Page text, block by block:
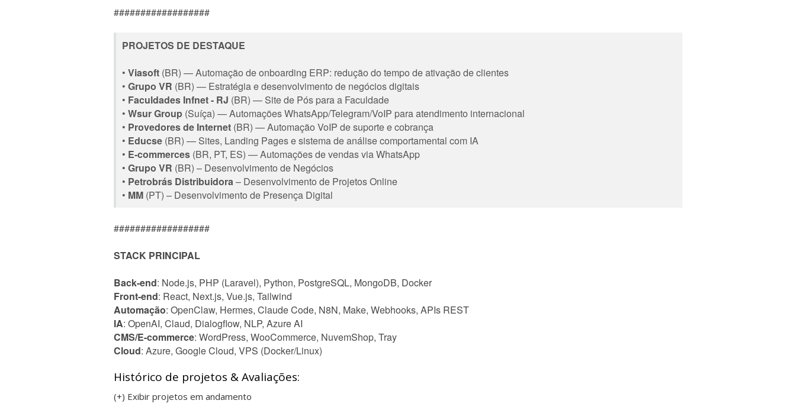
##################
PROJETOS DE DESTAQUE
• Viasoft (BR) — Automação de onboarding ERP: redução do tempo de ativação de clientes
• Grupo VR (BR) — Estratégia e desenvolvimento de negócios digitais
• Faculdades Infnet - RJ (BR) — Site de Pós para a Faculdade
• Wsur Group (Suíça) — Automações WhatsApp/Telegram/VoIP para atendimento internacional
• Provedores de Internet (BR) — Automação VoIP de suporte e cobrança
• Educse (BR) — Sites, Landing Pages e sistema de análise comportamental com IA
• E-commerces (BR, PT, ES) — Automações de vendas via WhatsApp
• Grupo VR (BR) – Desenvolvimento de Negócios
• Petrobrás Distribuidora– Desenvolvimento de Projetos Online
• MM (PT) – Desenvolvimento de Presença Digital
##################
STACK PRINCIPAL
Back-end: Node.js, PHP (Laravel), Python, PostgreSQL, MongoDB, Docker
Front-end: React, Next.js, Vue.js, Tailwind
Automação: OpenClaw, Hermes, Claude Code, N8N, Make, Webhooks, APIs REST
IA: OpenAI, Claud, Dialogflow, NLP, Azure AI
CMS/E-commerce: WordPress, WooCommerce, NuvemShop, Tray
Cloud: Azure, Google Cloud, VPS (Docker/Linux)
Histórico de projetos & Avaliações:
(+) Exibir projetos em andamento